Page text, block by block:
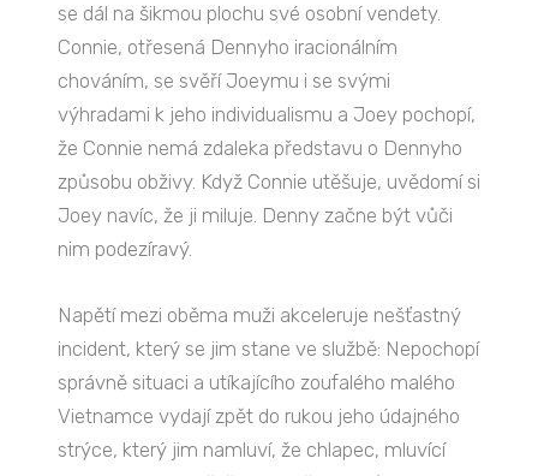
se dál na šikmou plochu své osobní vendety.
Connie, otřesená Dennyho iracionálním
chováním, se svěří Joeymu i se svými
výhradami k jeho individualismu a Joey pochopí,
že Connie nemá zdaleka představu o Dennyho
způsobu obživy. Když Connie utěšuje, uvědomí si
Joey navíc, že ji miluje. Denny začne být vůči
nim podezíravý.
Napětí mezi oběma muži akceleruje nešťastný
incident, který se jim stane ve službě: Nepochopí
správně situaci a utíkajícího zoufalého malého
Vietnamce vydají zpět do rukou jeho údajného
strýce, který jim namluví, že chlapec, mluvící